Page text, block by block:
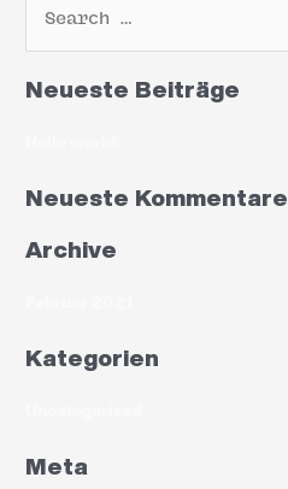
Neueste Beiträge
Neueste Kommentare
Archive
Kategorien
Meta